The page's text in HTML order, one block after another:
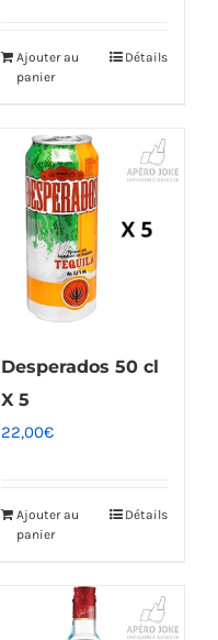
Ajouter au
panier
Détails
Desperados 50 cl
X 5
22,00€
Ajouter au
panier
Détails